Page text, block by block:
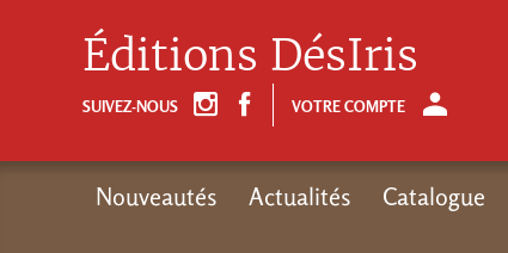
Éditions DésIris
SUIVEZ-NOUS VOTRE COMPTE
Nouveautés Actualités Catalogue